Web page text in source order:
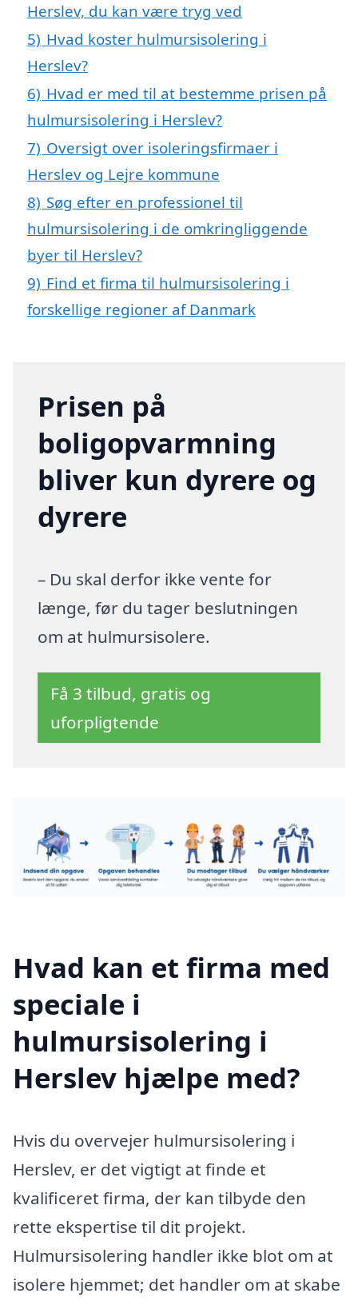
Herslev, du kan være tryg ved
5) Hvad koster hulmursisolering i
Herslev?
6) Hvad er med til at bestemme prisen på
hulmursisolering i Herslev?
7) Oversigt over isoleringsfirmaer i
Herslev og Lejre kommune
8) Søg efter en professionel til
hulmursisolering i de omkringliggende
byer til Herslev?
9) Find et firma til hulmursisolering i
forskellige regioner af Danmark
Prisen på
boligopvarmning
bliver kun dyrere og
dyrere
– Du skal derfor ikke vente for
længe, før du tager beslutningen
om at hulmursisolere.
Få 3 tilbud, gratis og
uforpligtende
Hvad kan et firma med
speciale i
hulmursisolering i
Herslev hjælpe med?
Hvis du overvejer hulmursisolering i
Herslev, er det vigtigt at finde et
kvalificeret firma, der kan tilbyde den
rette ekspertise til dit projekt.
Hulmursisolering handler ikke blot om at
isolere hjemmet; det handler om at skabe